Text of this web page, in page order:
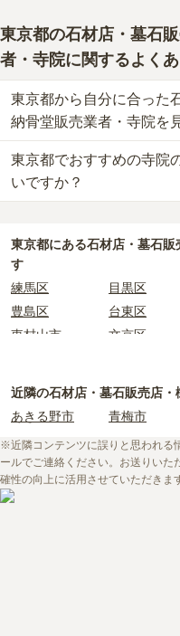
東京都の石材店・墓石
者・寺院に関するよく
東京都から自分に合った
納骨堂販売業者・寺院を
東京都で自分に合った業者を
ことが大切です。
なぜなら供養の種類ごとに
例えば、墓石のお墓で供養
店」、お墓の後継ぎに心配が
ている「納骨堂販売業者」「
もしどのような供養方法やお
また、ライフドットにご相
東京都でおすすめの寺院
いですか？
方針や考え」「立地（通い
切です。
長年にわたってご先祖様を供
すめします。
しかし、寺院に関する情報
ご自身で現地に行って確か
を情報発信しています。
初めての寺院墓地選びに不安
ださい。
・寺院墓地の使用料相場は約
・
東京都にある石材店・墓石
す
練馬区
目黒区
豊島区
台東区
東村山市
文京区
羽村市
昭島市
日野市
八王子市
多摩市
近隣の石材店・墓石販売店
あきる野市
青梅市
※近隣コンテンツに誤りと思われる
ールでご連絡ください。お送りいた
確性の向上に活用させていただきま